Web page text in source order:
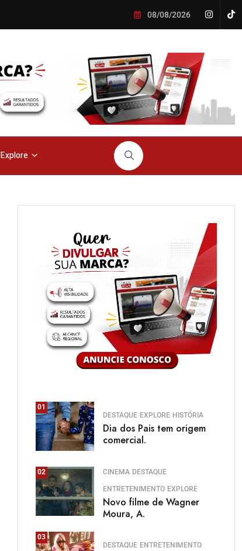
08/08/2026
Explore
01
DESTAQUE EXPLORE HISTÓRIA
Dia dos Pais tem origem
comercial.
02 CINEMA DESTAQUE
ENTRETENIMENTO EXPLORE
Novo filme de Wagner
Moura, A.
03
DESTAQUE ENTRETENIMENTO